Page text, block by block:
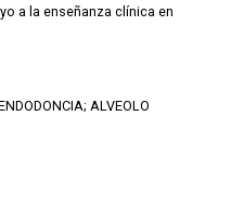
a la enseñanza clínica en
ALVEOLO